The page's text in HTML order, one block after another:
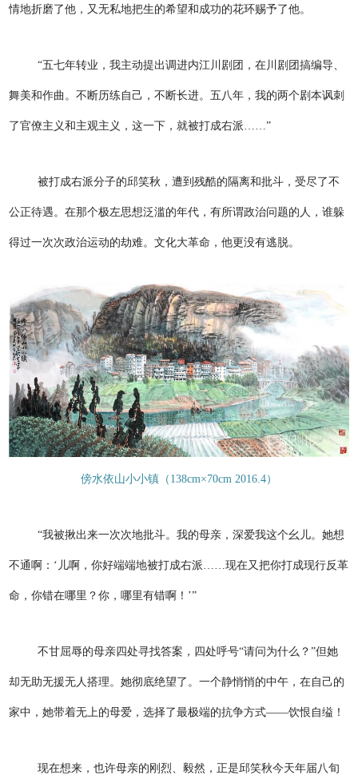
情地折磨了他，又无私地把生的希望和成功的花环赐予了他。
“五七年转业，我主动提出调进内江川剧团，在川剧团搞编导、
舞美和作曲。不断历练自己，不断长进。五八年，我的两个剧本讽刺
了官僚主义和主观主义，这一下，就被打成右派……”
被打成右派分子的邱笑秋，遭到残酷的隔离和批斗，受尽了不
公正待遇。在那个极左思想泛滥的年代，有所谓政治问题的人，谁躲
得过一次次政治运动的劫难。文化大革命，他更没有逃脱。
傍水依山小小镇（138cm×70cm 2016.4）
“我被揪出来一次次地批斗。我的母亲，深爱我这个幺儿。她想
不通啊：‘儿啊，你好端端地被打成右派……现在又把你打成现行反革
命，你错在哪里？你，哪里有错啊！’”
不甘屈辱的母亲四处寻找答案，四处呼号“请问为什么？”但她
却无助无援无人搭理。她彻底绝望了。一个静悄悄的中午，在自己的
家中，她带着无上的母爱，选择了最极端的抗争方式——饮恨自缢！
现在想来，也许母亲的刚烈、毅然，正是邱笑秋今天年届八旬